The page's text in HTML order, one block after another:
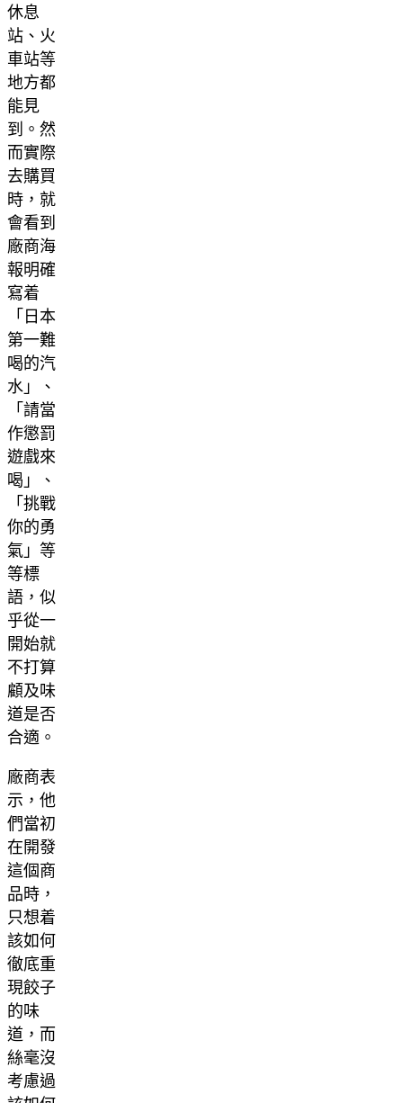
休息
站、火
車站等
地方都
能見
到。然
而實際
去購買
時，就
會看到
廠商海
報明確
寫着
「日本
第一難
喝的汽
水」、
「請當
作懲罰
遊戲來
喝」、
「挑戰
你的勇
氣」等
等標
語，似
乎從一
開始就
不打算
顧及味
道是否
合適。
廠商表
示，他
們當初
在開發
這個商
品時，
只想着
該如何
徹底重
現餃子
的味
道，而
絲毫沒
考慮過